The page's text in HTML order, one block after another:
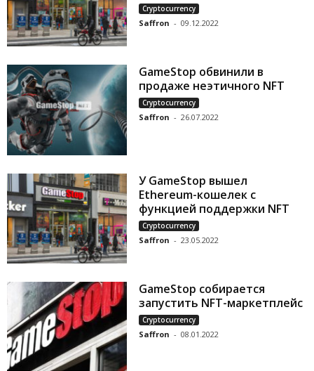
Cryptocurrency
Saffron - 09.12.2022
GameStop обвинили в
продаже неэтичного NFT
Cryptocurrency
Saffron - 26.07.2022
У GameStop вышел
Ethereum-кошелек с
функцией поддержки NFT
Cryptocurrency
Saffron - 23.05.2022
GameStop собирается
запустить NFT-маркетплейс
Cryptocurrency
Saffron - 08.01.2022